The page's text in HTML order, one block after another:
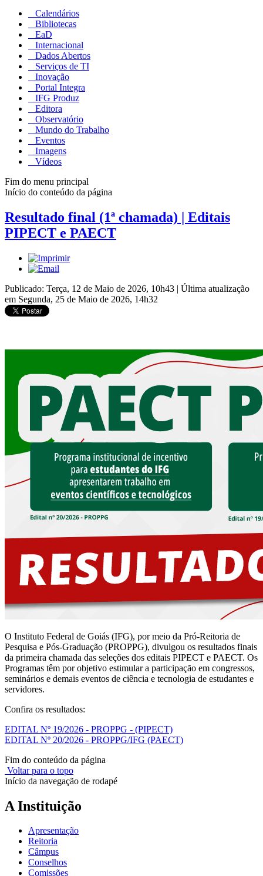
Calendários
Bibliotecas
EaD
Internacional
Dados Abertos
Serviços de TI
Inovação
Portal Integra
IFG Produz
Editora
Observatório
Mundo do Trabalho
Eventos
Imagens
Vídeos
Fim do menu principal
Início do conteúdo da página
Resultado final (1ª chamada) | Editais
PIPECT e PAECT
Publicado: Terça, 12 de Maio de 2026, 10h43 | Última atualização
em Segunda, 25 de Maio de 2026, 14h32
O Instituto Federal de Goiás (IFG), por meio da Pró-Reitoria de
Pesquisa e Pós-Graduação (PROPPG), divulgou os resultados finais
da primeira chamada das seleções dos editais PIPECT e PAECT. Os
Programas têm por objetivo estimular a participação em congressos,
seminários e demais eventos de ciência e tecnologia de estudantes e
servidores.
Confira os resultados:
EDITAL Nº 19/2026 - PROPPG - (PIPECT)
EDITAL Nº 20/2026 - PROPPG/IFG (PAECT)
Fim do conteúdo da página
Voltar para o topo
Início da navegação de rodapé
A Instituição
Apresentação
Reitoria
Câmpus
Conselhos
Comissões